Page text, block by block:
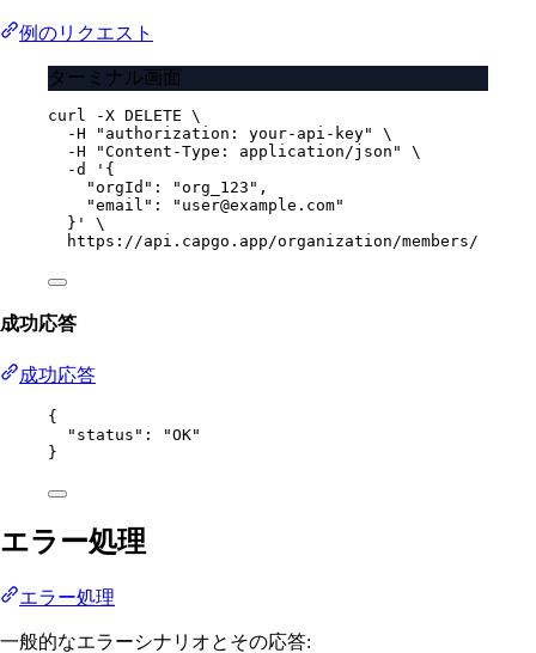
例のリクエスト
ターミナル画面
curl -X DELETE \
-H
"authorization: your-api-key"
\
-H
"Content-Type: application/json"
\
-d
'{
"orgId": "org_123",
"email": "user@example.com"
}'
\
https://api.capgo.app/organization/members/
成功応答
成功応答
{
"status" :
"OK"
}
エラー処理
エラー処理
一般的なエラーシナリオとその応答: